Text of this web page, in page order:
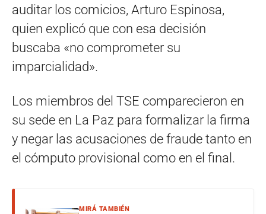
auditar los comicios, Arturo Espinosa,
quien explicó que con esa decisión
buscaba «no comprometer su
imparcialidad».
Los miembros del TSE comparecieron en
su sede en La Paz para formalizar la firma
y negar las acusaciones de fraude tanto en
el cómputo provisional como en el final.
MIRÁ TAMBIÉN